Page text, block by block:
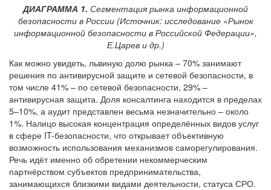
ДИАГРАММА 1. Сегментация рынка информационной
безопасности в России (Источник: исследование «Рынок
информационной безопасности в Российской Федерации»,
Е.Царев и др.)
Как можно увидеть, львиную долю рынка – 70% занимают
решения по антивирусной защите и сетевой безопасности, в
том числе 41% – по сетевой безопасности, 29% –
антивирусная защита. Доля консалтинга находится в пределах
5–10%, а аудит представлен весьма незначительно – около
1%. Налицо высокая концентрация определённых видов услуг
в сфере IT-безопасности, что открывает объективную
возможность использования механизмов саморегулирования.
Речь идёт именно об обретении некоммерческим
партнёрством субъектов предпринимательства,
занимающихся близкими видами деятельности, статуса СРО.